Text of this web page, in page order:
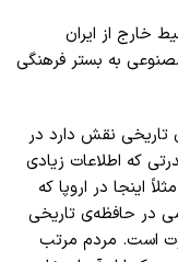
خارج از ایران
به بستر فرهنگی
تاریخی نقش دارد در
که اطلاعات زیادی
اینجا در اروپا که
در حافظه‌ی تاریخی
است. مردم مرتب